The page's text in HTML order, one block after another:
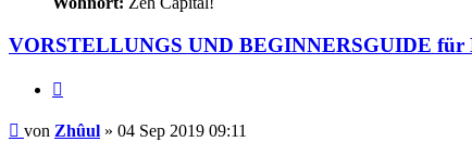
VORSTELLUNGS UND BEGINNERSGUIDE für
Beitrag
von Zhûul » 04 Sep 2019 09:11